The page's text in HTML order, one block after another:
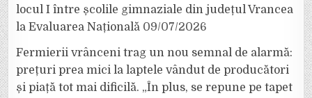
locul I între școlile gimnaziale din județul Vrancea
la Evaluarea Națională 09/07/2026
Fermierii vrânceni trag un nou semnal de alarmă:
prețuri prea mici la laptele vândut de producători
și piață tot mai dificilă. „În plus, se repune pe tapet